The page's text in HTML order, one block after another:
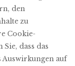
5
den
zu
Cookie-
dass das
auf